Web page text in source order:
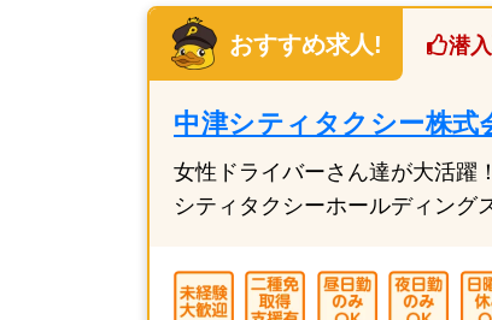
おすすめ求人! 潜
中津シティタクシー株式
女性ドライバーさん達が大活躍
シティタクシーホールディング